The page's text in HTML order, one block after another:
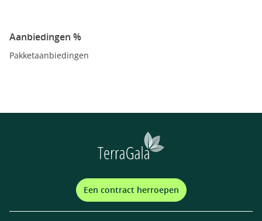
Aanbiedingen %
Pakketaanbiedingen
Een contract herroepen